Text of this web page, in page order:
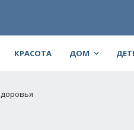
КРАСОТА ДОМ